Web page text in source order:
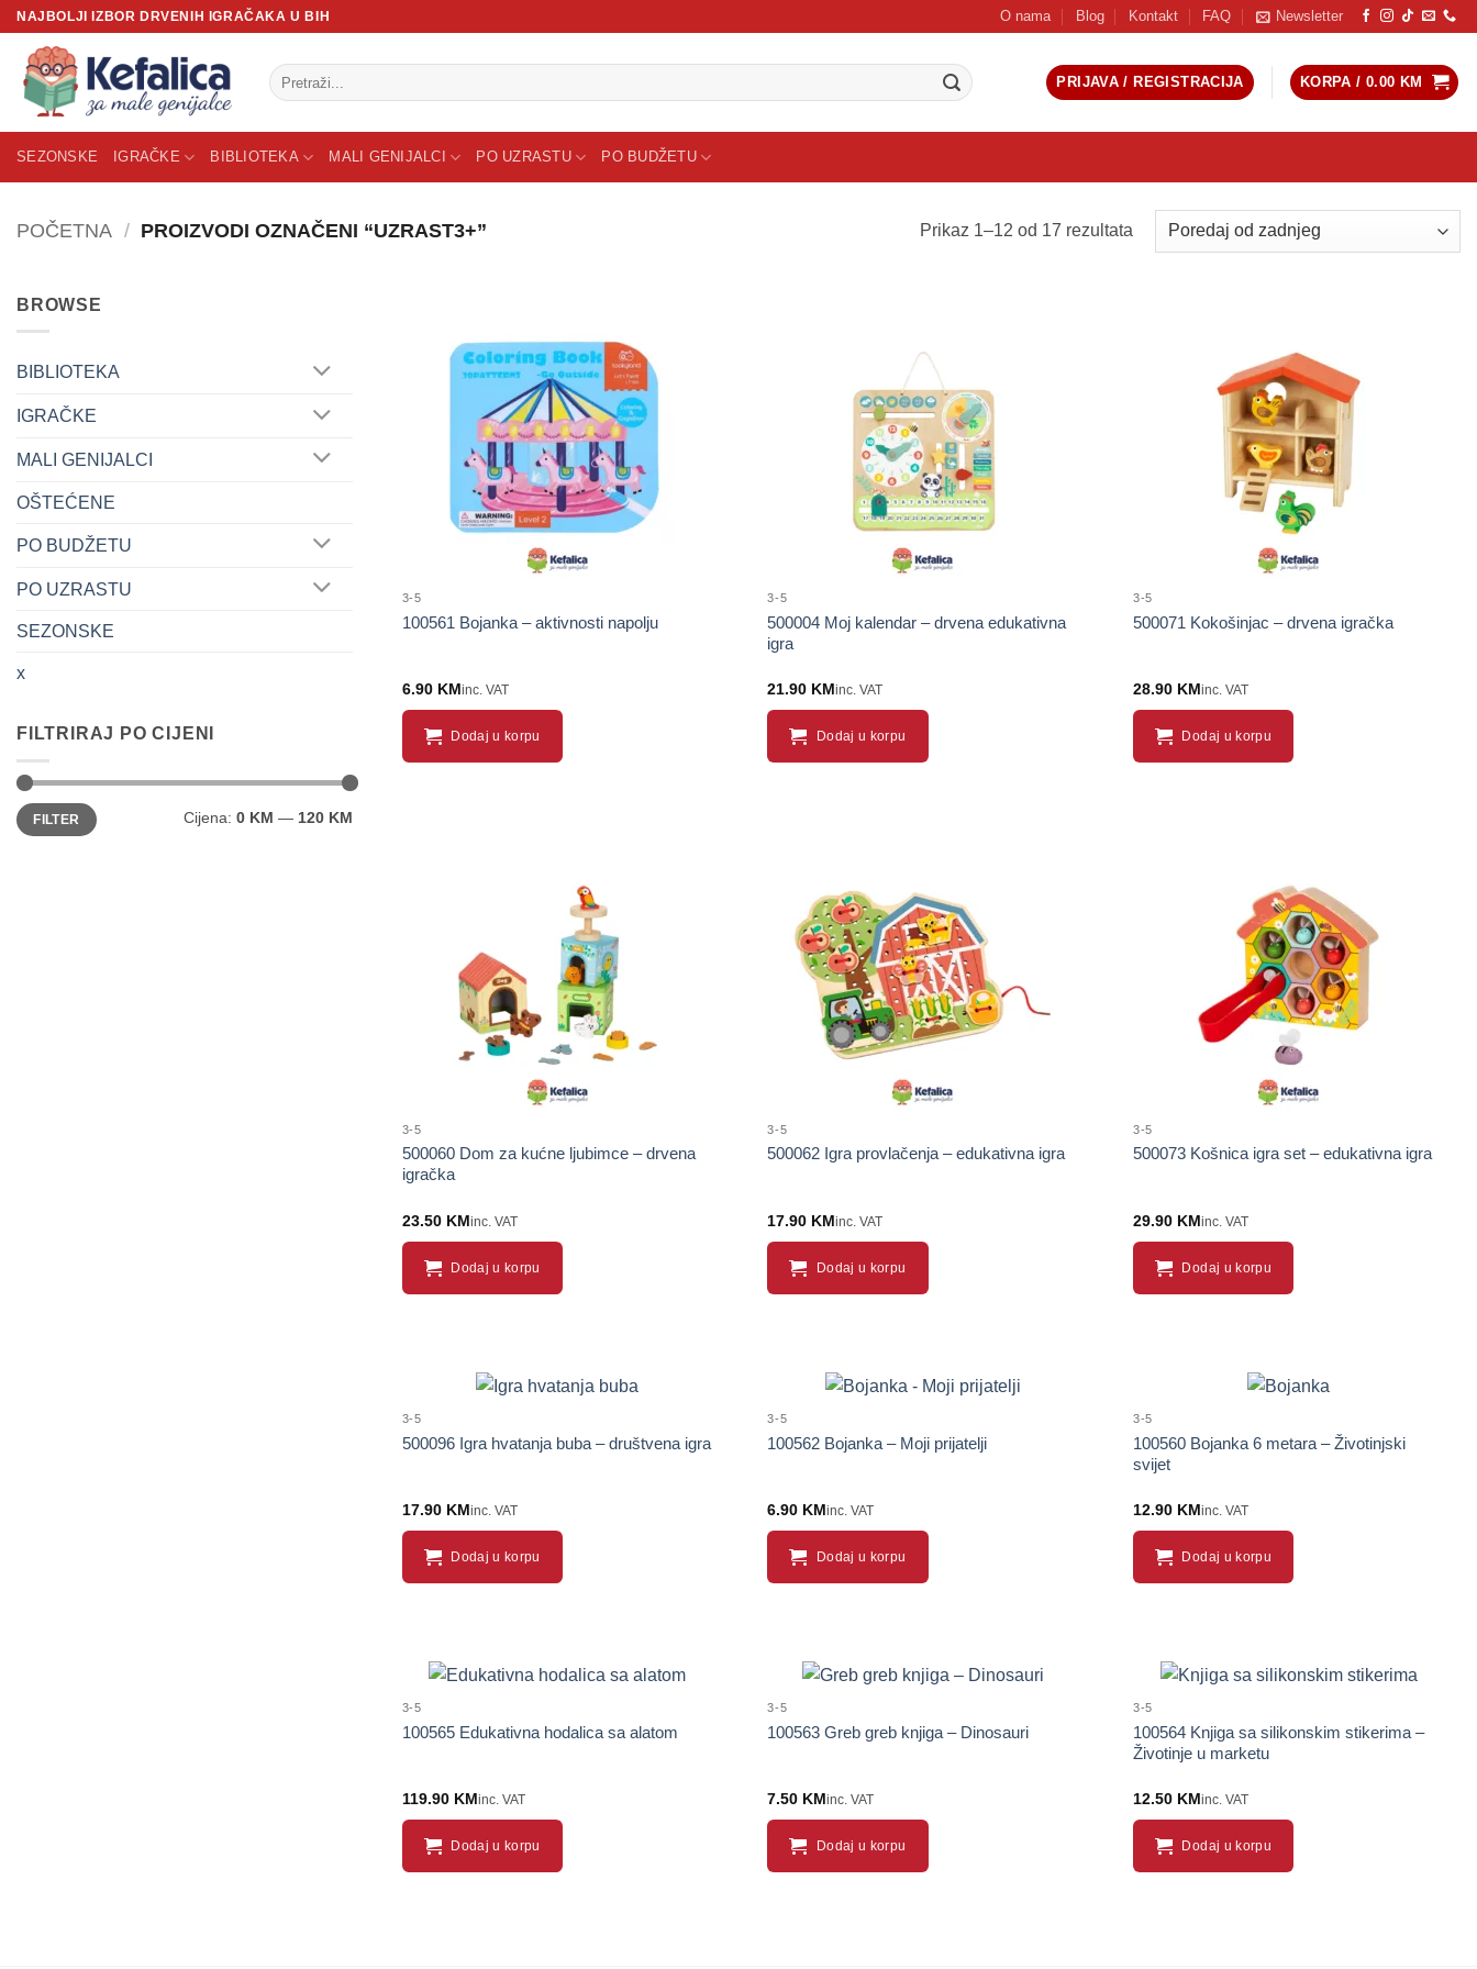
Skip
content
NAJBOLJI IZBOR DRVENIH IGRAČAKA U BIH O nama Blog Kontakt FAQ Newsletter
Pretraži:
PRIJAVA / REGISTRACIJA KORPA / 0.00 KM
SEZONSKE IGRAČKE BIBLIOTEKA MALI GENIJALCI PO UZRASTU PO BUDŽETU
POČETNA / PROIZVODI OZNAČENI “UZRAST3+” Prikaz 1–12 od 17 rezultataSorted
BROWSE
BIBLIOTEKA
IGRAČKE
MALI GENIJALCI
OŠTEĆENE
PO BUDŽETU
PO UZRASTU
SEZONSKE
x
FILTRIRAJ PO CIJENI
Minimalna
cijena
Maksimalna
cijenaFILTER Cijena: 0 KM — 120 KM
3-5
100561 Bojanka – aktivnosti napolju
6.90 KMinc. VAT
Dodaj u korpu
3-5
500004 Moj kalendar – drvena edukativna
igra
21.90 KMinc. VAT
Dodaj u korpu
3-5
500071 Kokošinjac – drvena igračka
28.90 KMinc. VAT
Dodaj u korpu
3-5
500060 Dom za kućne ljubimce – drvena
igračka
23.50 KMinc. VAT
Dodaj u korpu
3-5
500062 Igra provlačenja – edukativna igra
17.90 KMinc. VAT
Dodaj u korpu
3-5
500073 Košnica igra set – edukativna igra
29.90 KMinc. VAT
Dodaj u korpu
3-5
500096 Igra hvatanja buba – društvena igra
17.90 KMinc. VAT
Dodaj u korpu
3-5
100562 Bojanka – Moji prijatelji
6.90 KMinc. VAT
Dodaj u korpu
3-5
100560 Bojanka 6 metara – Životinjski
svijet
12.90 KMinc. VAT
Dodaj u korpu
3-5
100565 Edukativna hodalica sa alatom
119.90 KMinc. VAT
Dodaj u korpu
3-5
100563 Greb greb knjiga – Dinosauri
7.50 KMinc. VAT
Dodaj u korpu
3-5
100564 Knjiga sa silikonskim stikerima –
Životinje u marketu
12.50 KMinc. VAT
Dodaj u korpu